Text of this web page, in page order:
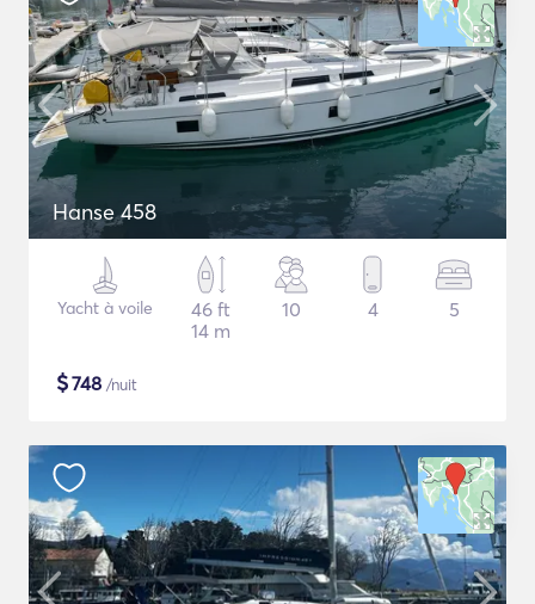
Hanse 458
Yacht à voile
46 ft
14 m
10 4 5
$748 /nuit